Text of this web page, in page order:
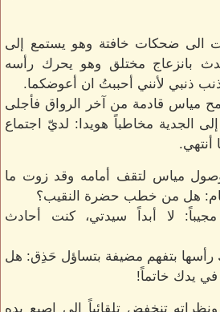
الى ضحكات خافتة وهو يستمع إلى
بانزعاج مختلق وهو يحرك رأسه
ذنبي لأنني أحببتُ ان أعوضكما.
مياس قادمة من آخر الرواق فأجلى
الجدية مخاطباً هويدا: لديّ اجتماع
أنتهي.
وصول مياس لتقف أمامه وقد زوت ما
هل من خطب حضرة النقيب؟
لا أبداً سيدتي، كنت أحادث
بتفهم مضيفة بتساؤل حَذِق: هل
يدك خاتماً!
تنخفض تلقائياً إلى إصبع يده